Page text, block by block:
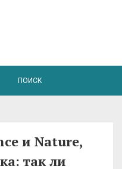
и Nature,
так ли